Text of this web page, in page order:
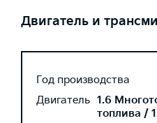
Двигатель и
Год производства
Двигатель 1.6
топлива /